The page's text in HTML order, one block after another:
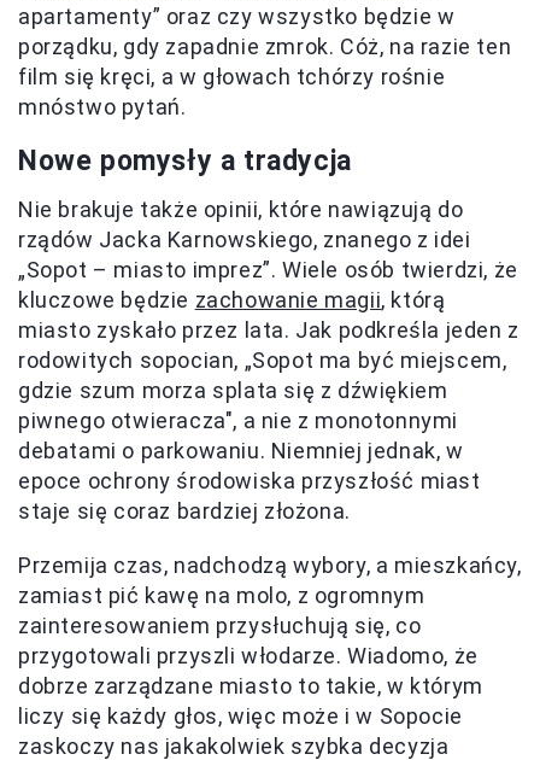
apartamenty” oraz czy wszystko będzie w
porządku, gdy zapadnie zmrok. Cóż, na razie ten
film się kręci, a w głowach tchórzy rośnie
mnóstwo pytań.
Nowe pomysły a tradycja
Nie brakuje także opinii, które nawiązują do
rządów Jacka Karnowskiego, znanego z idei
„Sopot – miasto imprez”. Wiele osób twierdzi, że
kluczowe będzie zachowanie magii, którą
miasto zyskało przez lata. Jak podkreśla jeden z
rodowitych sopocian, „Sopot ma być miejscem,
gdzie szum morza splata się z dźwiękiem
piwnego otwieracza", a nie z monotonnymi
debatami o parkowaniu. Niemniej jednak, w
epoce ochrony środowiska przyszłość miast
staje się coraz bardziej złożona.
Przemija czas, nadchodzą wybory, a mieszkańcy,
zamiast pić kawę na molo, z ogromnym
zainteresowaniem przysłuchują się, co
przygotowali przyszli włodarze. Wiadomo, że
dobrze zarządzane miasto to takie, w którym
liczy się każdy głos, więc może i w Sopocie
zaskoczy nas jakakolwiek szybka decyzja